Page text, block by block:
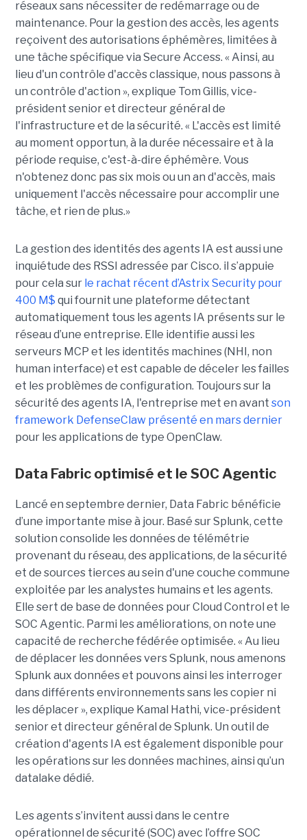
réseaux sans nécessiter de redémarrage ou de
maintenance. Pour la gestion des accès, les agents
reçoivent des autorisations éphémères, limitées à
une tâche spécifique via Secure Access. « Ainsi, au
lieu d'un contrôle d'accès classique, nous passons à
un contrôle d'action », explique Tom Gillis, vice-
président senior et directeur général de
l'infrastructure et de la sécurité. « L'accès est limité
au moment opportun, à la durée nécessaire et à la
période requise, c'est-à-dire éphémère. Vous
n'obtenez donc pas six mois ou un an d'accès, mais
uniquement l'accès nécessaire pour accomplir une
tâche, et rien de plus.»
La gestion des identités des agents IA est aussi une
inquiétude des RSSI adressée par Cisco. il s’appuie
pour cela sur le rachat récent d’Astrix Security pour
400 M$ qui fournit une plateforme détectant
automatiquement tous les agents IA présents sur le
réseau d’une entreprise. Elle identifie aussi les
serveurs MCP et les identités machines (NHI, non
human interface) et est capable de déceler les failles
et les problèmes de configuration. Toujours sur la
sécurité des agents IA, l'entreprise met en avant son
framework DefenseClaw présenté en mars dernier
pour les applications de type OpenClaw.
Data Fabric optimisé et le SOC Agentic
Lancé en septembre dernier, Data Fabric bénéficie
d’une importante mise à jour. Basé sur Splunk, cette
solution consolide les données de télémétrie
provenant du réseau, des applications, de la sécurité
et de sources tierces au sein d'une couche commune
exploitée par les analystes humains et les agents.
Elle sert de base de données pour Cloud Control et le
SOC Agentic. Parmi les améliorations, on note une
capacité de recherche fédérée optimisée. « Au lieu
de déplacer les données vers Splunk, nous amenons
Splunk aux données et pouvons ainsi les interroger
dans différents environnements sans les copier ni
les déplacer », explique Kamal Hathi, vice-président
senior et directeur général de Splunk. Un outil de
création d'agents IA est également disponible pour
les opérations sur les données machines, ainsi qu’un
datalake dédié.
Les agents s’invitent aussi dans le centre
opérationnel de sécurité (SOC) avec l’offre SOC